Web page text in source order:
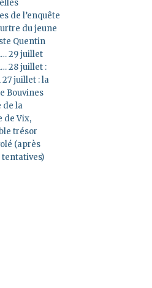
de l’enquête
du jeune
Quentin
29 juillet
28 juillet :
27 juillet : la
Bouvines
de la
de Vix,
trésor
(après